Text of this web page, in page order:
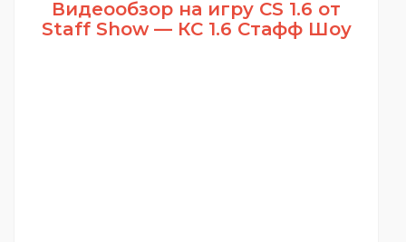
Видеообзор на игру CS 1.6 от
Staff Show — КС 1.6 Стафф Шоу